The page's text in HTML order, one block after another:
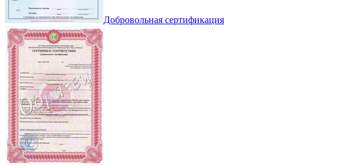
Добровольная сертификация